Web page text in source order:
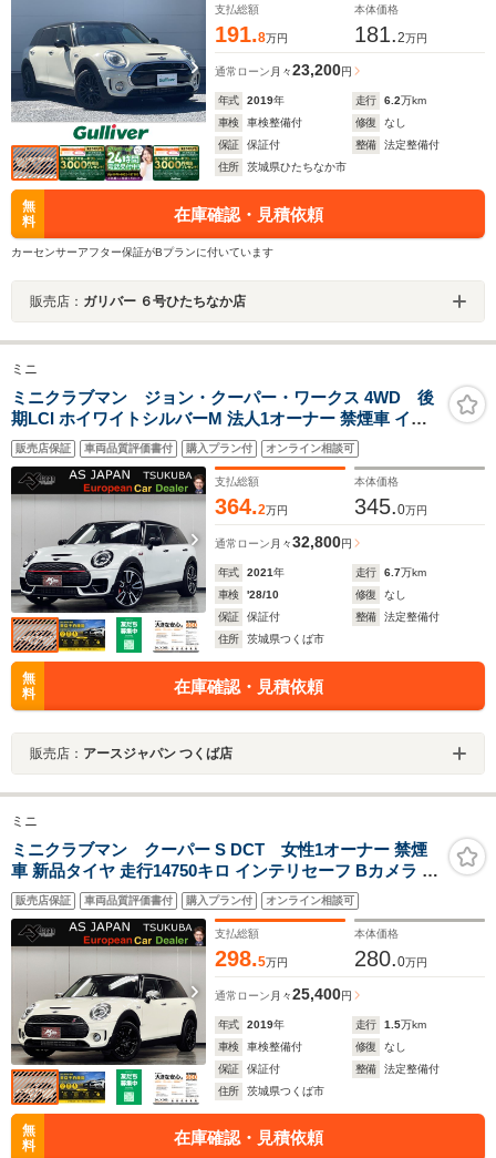
支払総額
191.8万円
本体価格
181.2万円
通常ローン 月々23,200円
年式 2019年 走行 6.2万km
車検
車検整備付 修復
なし
保証
保証付 整備
法定整備付
住所
茨城県ひたちなか市
無
料
在庫確認・見積依頼
カーセンサーアフター保証がBプランに付いています
販売店： ガリバー ６号ひたちなか店
ミニ
ミニクラブマン ジョン・クーパー・ワークス 4WD 後
期LCI ホイワイトシルバーM 法人1オーナー 禁煙車 イン
テリS ピアノブラックエクステリア MINIエキサイトメン
トPKG JCWスポーツシート&スポーツサス&19AW 地デ
ジ 純正ナビ Bカメラ ACC ETC2.0 R4.5.6ディーラー
販売店保証 車両品質評価書付 購入プラン付 オンライン相談可
支払総額
364.2万円
本体価格
345.0万円
通常ローン 月々32,800円
年式 2021年 走行 6.7万km
車検
'28/10 修復
なし
保証
保証付 整備
法定整備付
住所
茨城県つくば市
無
料
在庫確認・見積依頼
販売店： アースジャパン つくば店
ミニ
ミニクラブマン クーパー S DCT 女性1オーナー 禁煙
車 新品タイヤ 走行14750キロ インテリセーフ Bカメラ レ
ーダークルーズ LEDオートライト MINIドライビングモー
ド UJテールランプ&ミラーカバー 純正ナビ BT&USB音
楽再生 スマキー2個
販売店保証 車両品質評価書付 購入プラン付 オンライン相談可
支払総額
298.5万円
本体価格
280.0万円
通常ローン 月々25,400円
年式 2019年 走行 1.5万km
車検
車検整備付 修復
なし
保証
保証付 整備
法定整備付
住所
茨城県つくば市
無
料
在庫確認・見積依頼